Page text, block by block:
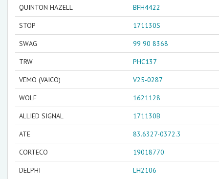
QUINTON HAZELL BFH4422
STOP 171130S
SWAG 99 90 8368
TRW PHC137
VEMO (VAICO) V25-0287
WOLF 1621128
ALLIED SIGNAL 171130B
ATE 83.6327-0372.3
CORTECO 19018770
DELPHI LH2106